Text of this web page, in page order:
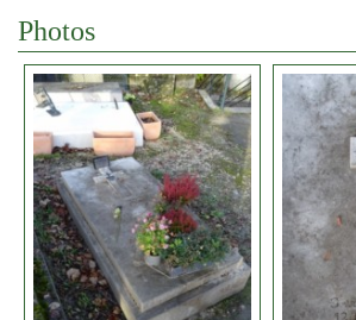
Photos